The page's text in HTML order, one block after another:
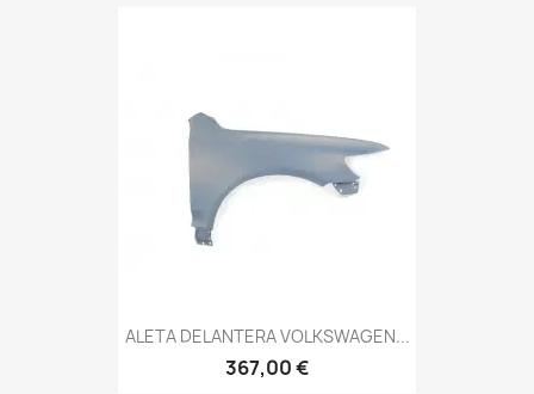
ALETA DELANTERA VOLKSWAGEN...
367,00 €